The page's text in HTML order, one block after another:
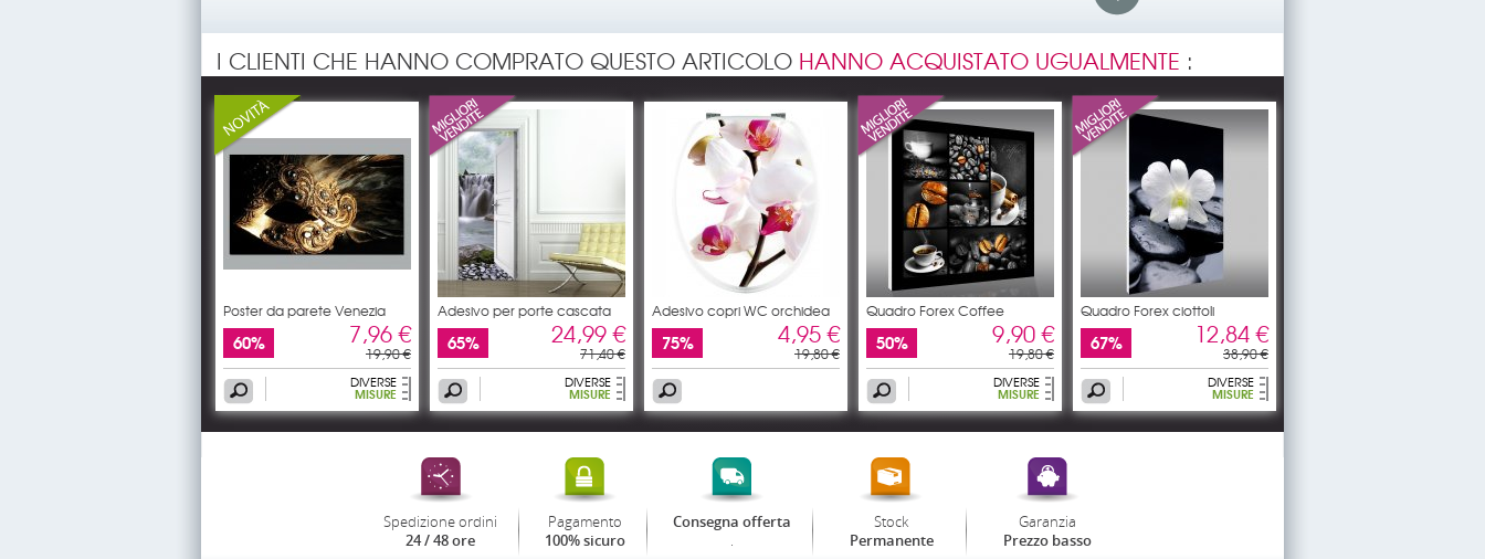
I CLIENTI CHE HANNO COMPRATO QUESTO ARTICOLO HANNO ACQUISTATO UGUALMENTE :
Poster da parete Venezia
60% 7,96 €
19,90 €
DIVERSE
MISURE
Adesivo per porte cascata
65% 24,99 €
71,40 €
DIVERSE
MISURE
Adesivo copri WC orchidea
75% 4,95 €
19,80 €
Quadro Forex Coffee
50% 9,90 €
19,80 €
DIVERSE
MISURE
Quadro Forex ciottoli
67% 12,84 €
38,90 €
DIVERSE
MISURE
Spedizione ordini
24 / 48 ore
Pagamento
100% sicuro
Consegna offerta Stock
Permanente
Garanzia
Prezzo basso